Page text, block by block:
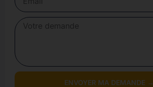
ENVOYER MA DEMANDE →